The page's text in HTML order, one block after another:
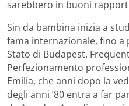
sarebbero in buoni
Sin da bambina inizia a
fama internazionale, fino a
Stato di Budapest.
Perfezionamento
Emilia, che anni dopo la
degli anni ’80 entra a far